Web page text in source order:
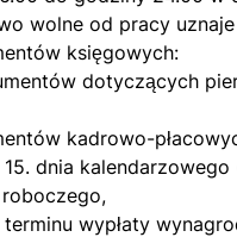
wolne od pracy
księgowych:
dotyczących
kadrowo-
dnia
wypłaty